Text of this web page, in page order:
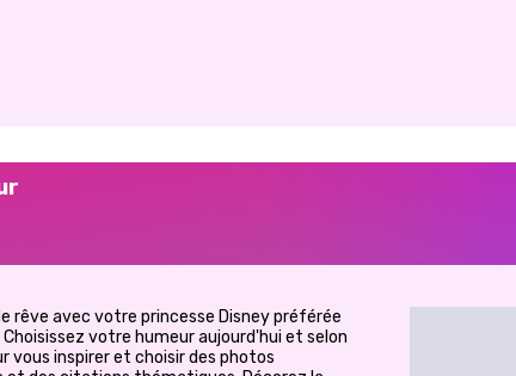
rêve avec votre princesse Disney préférée
votre humeur aujourd'hui et selon
vous inspirer et choisir des photos